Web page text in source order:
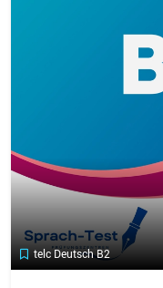
telc Deutsch B2